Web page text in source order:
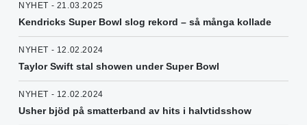
NYHET - 21.03.2025
Kendricks Super Bowl slog rekord – så många kollade
NYHET - 12.02.2024
Taylor Swift stal showen under Super Bowl
NYHET - 12.02.2024
Usher bjöd på smatterband av hits i halvtidsshow